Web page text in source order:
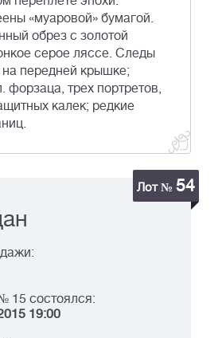
«муаровой» бумагой.
обрез с золотой
серое ляссе. Следы
передней крышке;
форзаца, трех портретов,
калек; редкие
Лот № 54
15 состоялся:
19:00